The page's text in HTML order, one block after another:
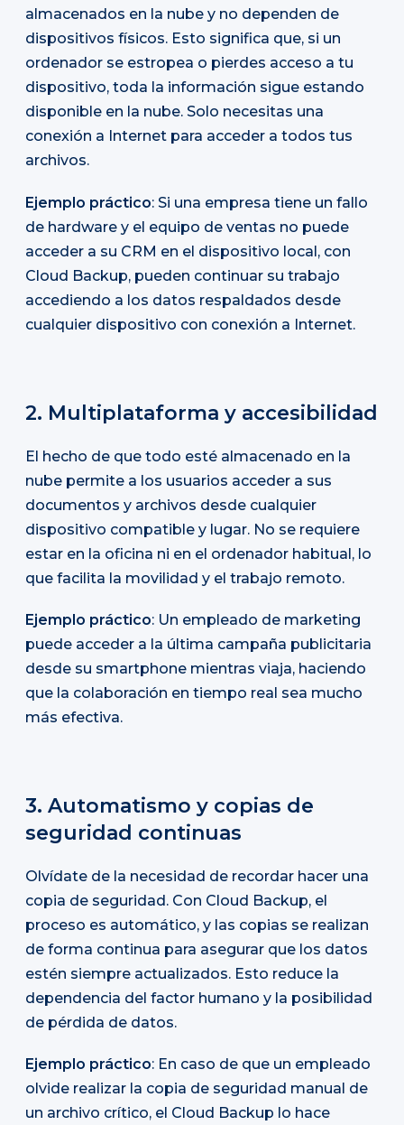
almacenados en la nube y no dependen de
dispositivos físicos. Esto significa que, si un
ordenador se estropea o pierdes acceso a tu
dispositivo, toda la información sigue estando
disponible en la nube. Solo necesitas una
conexión a Internet para acceder a todos tus
archivos.
Ejemplo práctico: Si una empresa tiene un fallo
de hardware y el equipo de ventas no puede
acceder a su CRM en el dispositivo local, con
Cloud Backup, pueden continuar su trabajo
accediendo a los datos respaldados desde
cualquier dispositivo con conexión a Internet.
2. Multiplataforma y accesibilidad
El hecho de que todo esté almacenado en la
nube permite a los usuarios acceder a sus
documentos y archivos desde cualquier
dispositivo compatible y lugar. No se requiere
estar en la oficina ni en el ordenador habitual, lo
que facilita la movilidad y el trabajo remoto.
Ejemplo práctico: Un empleado de marketing
puede acceder a la última campaña publicitaria
desde su smartphone mientras viaja, haciendo
que la colaboración en tiempo real sea mucho
más efectiva.
3. Automatismo y copias de
seguridad continuas
Olvídate de la necesidad de recordar hacer una
copia de seguridad. Con Cloud Backup, el
proceso es automático, y las copias se realizan
de forma continua para asegurar que los datos
estén siempre actualizados. Esto reduce la
dependencia del factor humano y la posibilidad
de pérdida de datos.
Ejemplo práctico: En caso de que un empleado
olvide realizar la copia de seguridad manual de
un archivo crítico, el Cloud Backup lo hace